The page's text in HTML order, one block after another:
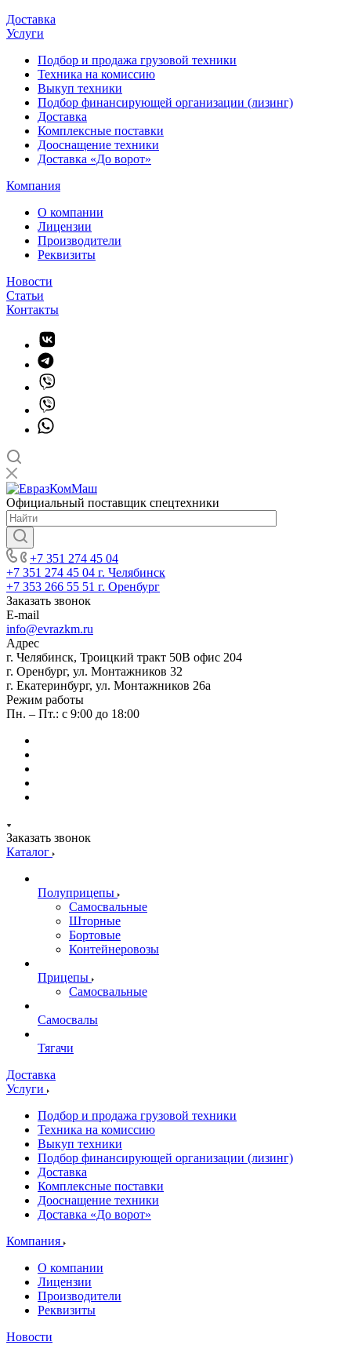
Доставка
Услуги
Подбор и продажа грузовой техники
Техника на комиссию
Выкуп техники
Подбор финансирующей организации (лизинг)
Доставка
Комплексные поставки
Дооснащение техники
Доставка «До ворот»
Компания
О компании
Лицензии
Производители
Реквизиты
Новости
Статьи
Контакты
Официальный поставщик спецтехники
+7 351 274 45 04
+7 351 274 45 04 г. Челябинск
+7 353 266 55 51 г. Оренбург
Заказать звонок
E-mail
info@evrazkm.ru
Адрес
г. Челябинск, Троицкий тракт 50В офис 204
г. Оренбург, ул. Монтажников 32
г. Екатеринбург, ул. Монтажников 26а
Режим работы
Пн. – Пт.: с 9:00 до 18:00
Заказать звонок
Каталог
Полуприцепы
Самосвальные
Шторные
Бортовые
Контейнеровозы
Прицепы
Самосвальные
Самосвалы
Тягачи
Доставка
Услуги
Подбор и продажа грузовой техники
Техника на комиссию
Выкуп техники
Подбор финансирующей организации (лизинг)
Доставка
Комплексные поставки
Дооснащение техники
Доставка «До ворот»
Компания
О компании
Лицензии
Производители
Реквизиты
Новости